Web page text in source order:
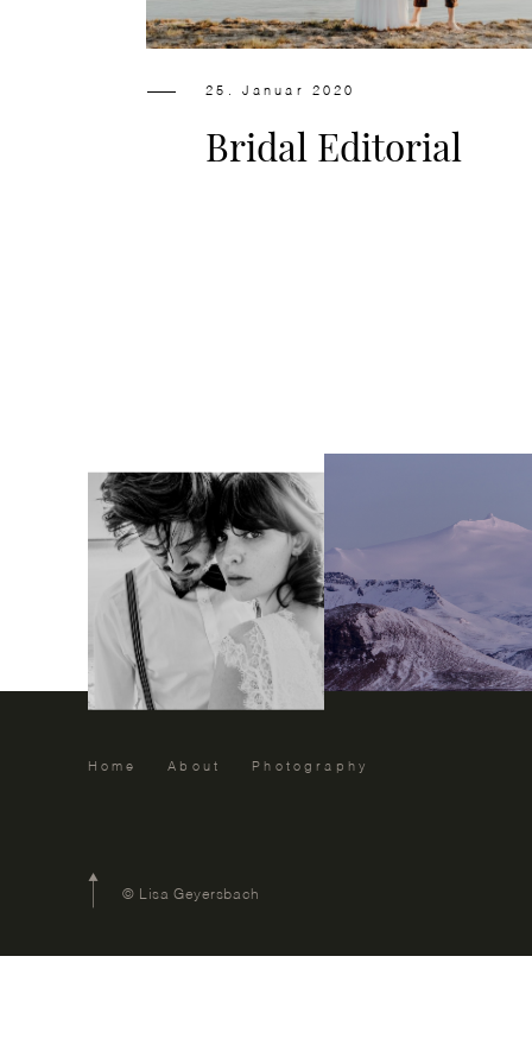
25. Januar 2020
Bridal Editorial
Home About Photography
© Lisa Geyersbach